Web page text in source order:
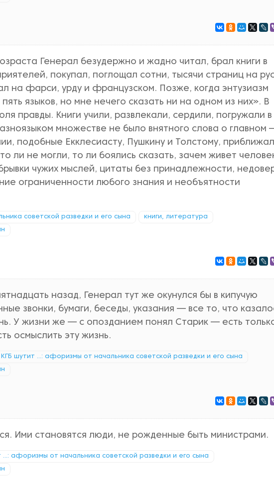
Генерал безудержно и жадно читал, брал книги в
покупал, поглощал сотни, тысячи страниц на
на фарси, урду и французском. Позже, когда энтузиазм
языков, но мне нечего сказать ни на одном из них». В
правды. Книги учили, развлекали, сердили, погружали в
множестве не было внятного слова о главном
подобные Екклесиасту, Пушкину и Толстому,
ли не могли, то ли боялись сказать, зачем живет
чужих мыслей, цитаты без принадлежности,
ограниченности любого знания и необъятности
советской разведки и его сына книги, литература
назад, Генерал тут же окунулся бы в кипучую
звонки, бумаги, беседы, указания — все то, что
У жизни же — с опозданием понял Старик — есть
осмыслить эту жизнь.
КГБ шутит ...: афоризмы от начальника советской разведки и его сына
Ими становятся люди, не рожденные быть министрами.
...: афоризмы от начальника советской разведки и его сына